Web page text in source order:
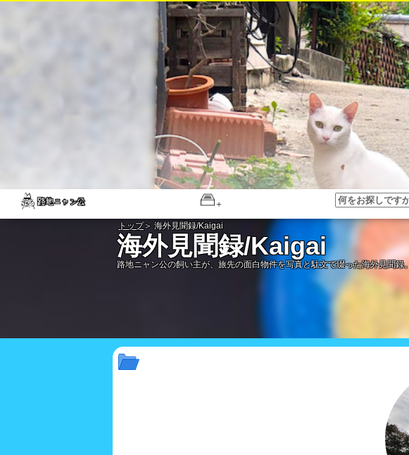
トップ＞ 海外見聞録/Kaigai
海外見聞録/Kaigai
路地ニャン公の飼い主が、旅先の面白物件を写真と駄文で綴った海外見聞録。